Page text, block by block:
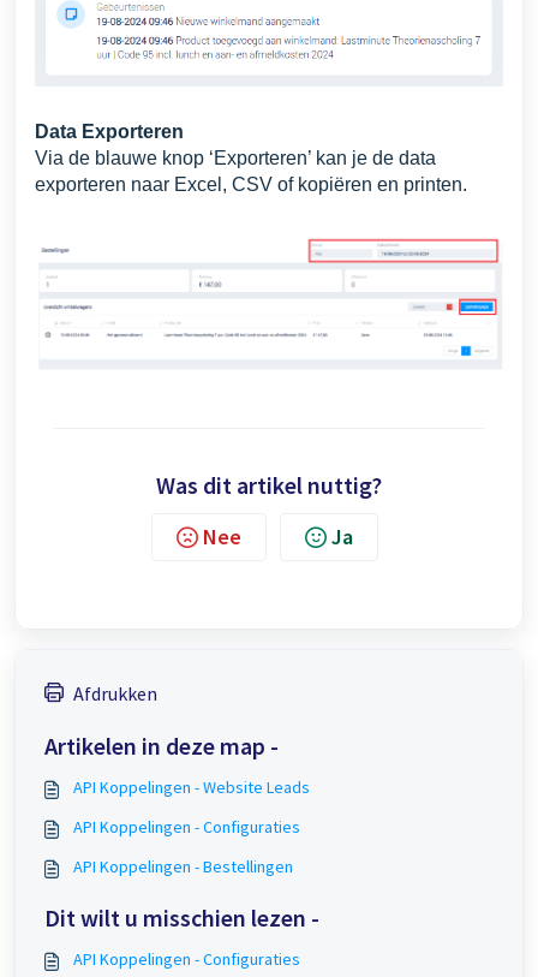
Data Exporteren
Via de blauwe knop ‘Exporteren’ kan je de data
exporteren naar Excel, CSV of kopiëren en printen.
Was dit artikel nuttig?
Nee Ja
Afdrukken
Artikelen in deze map -
API Koppelingen - Website Leads
API Koppelingen - Configuraties
API Koppelingen - Bestellingen
Dit wilt u misschien lezen -
API Koppelingen - Configuraties